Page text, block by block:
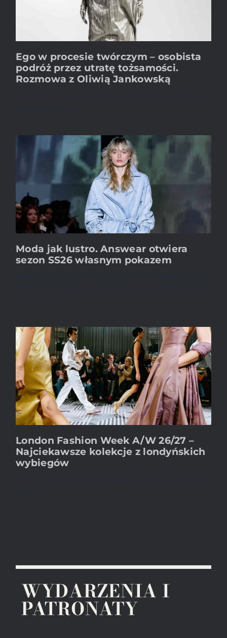
Ego w procesie twórczym – osobista
podróż przez utratę tożsamości.
Rozmowa z Oliwią Jankowską
Moda jak lustro. Answear otwiera
sezon SS26 własnym pokazem
London Fashion Week A/W 26/27 –
Najciekawsze kolekcje z londyńskich
wybiegów
WYDARZENIA I
PATRONATY​